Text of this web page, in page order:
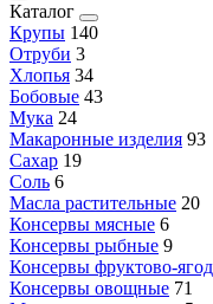
Каталог
Крупы 140
Отруби 3
Хлопья 34
Бобовые 43
Мука 24
Макаронные изделия 93
Сахар 19
Соль 6
Масла растительные 20
Консервы мясные 6
Консервы рыбные 9
Консервы фруктово-
Консервы овощные 71